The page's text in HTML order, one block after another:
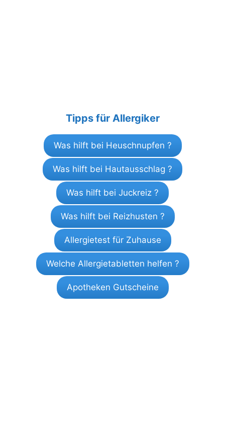
Tipps für Allergiker
Was hilft bei Heuschnupfen ?
Was hilft bei Hautausschlag ?
Was hilft bei Juckreiz ?
Was hilft bei Reizhusten ?
Allergietest für Zuhause
Welche Allergietabletten helfen ?
Apotheken Gutscheine